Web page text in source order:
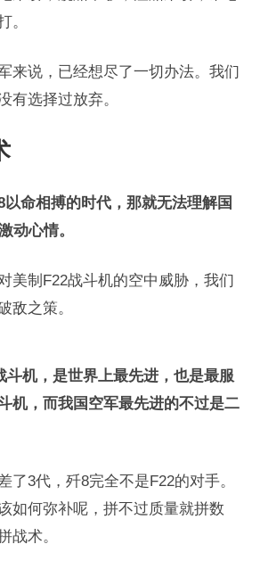
。
来说，已经想尽了一切办法。我们
有选择过放弃。
命相搏的时代，那就无法理解国
动心情。
美制F22战斗机的空中威胁，我们
敌之策。
斗机，是世界上最先进，也是最服
机，而我国空军最先进的不过是二
了3代，歼8完全不是F22的对手。
如何弥补呢，拼不过质量就拼数
战术。